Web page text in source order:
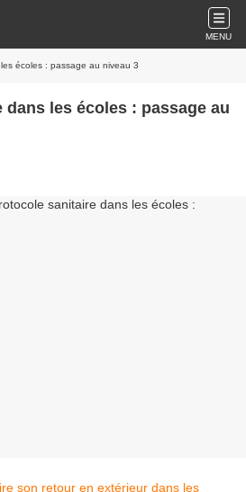
MENU
écoles : passage au niveau 3
écoles : passage au